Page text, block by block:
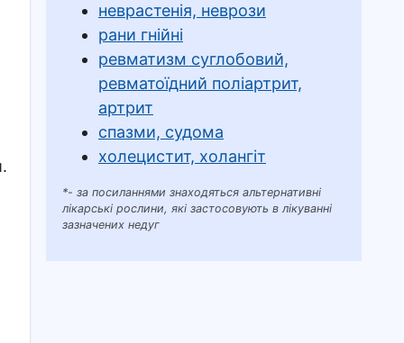
неврастенія, неврози
рани гнійні
ревматизм суглобовий,
ревматоїдний поліартрит,
артрит
спазми, судома
холецистит, холангіт
*- за посиланнями знаходяться альтернативні
лікарські рослини, які застосовують в лікуванні
зазначених недуг